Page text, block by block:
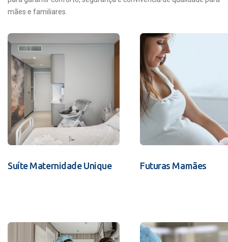
mães e familiares.
Suíte Maternidade Unique Futuras Mamães